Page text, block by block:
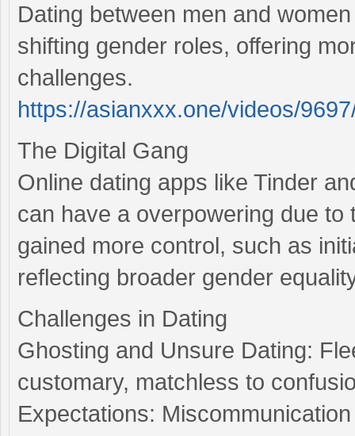
Dating between men and
shifting gender roles, offering
challenges.
https://asianxxx.one/videos/
The Digital Gang
Online dating apps like Tinder
can have a overpowering due
gained more control, such as
reflecting broader gender
Challenges in Dating
Ghosting and Unsure Dating:
customary, matchless to
Expectations: